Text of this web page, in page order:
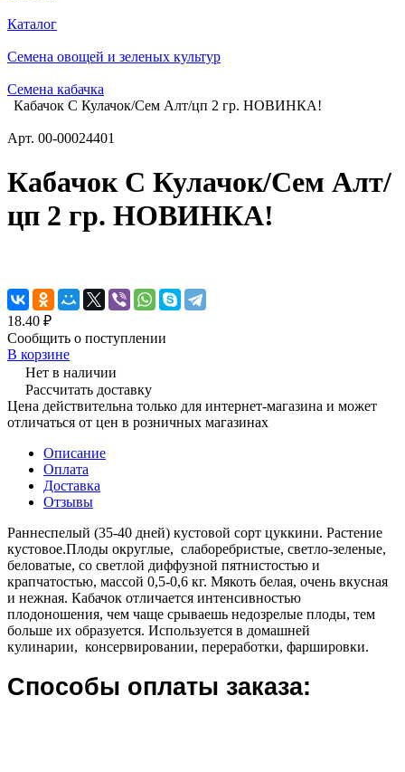
Каталог
Семена овощей и зеленых культур
Семена кабачка
Кабачок С Кулачок/Сем Алт/цп 2 гр. НОВИНКА!
Арт. 00-00024401
Кабачок С Кулачок/Сем Алт/
цп 2 гр. НОВИНКА!
18.40 ₽
Сообщить о поступлении
В корзине
Нет в наличии
Рассчитать доставку
Цена действительна только для интернет-магазина и может
отличаться от цен в розничных магазинах
Описание
Оплата
Доставка
Отзывы
Раннеспелый (35-40 дней) кустовой сорт цуккини. Растение
кустовое.Плоды округлые, слаборебристые, светло-зеленые,
беловатые, со светлой диффузной пятнистостью и
крапчатостью, массой 0,5-0,6 кг. Мякоть белая, очень вкусная
и нежная. Кабачок отличается интенсивностью
плодоношения, чем чаще срываешь недозрелые плоды, тем
больше их образуется. Используется в домашней
кулинарии, консервировании, переработки, фаршировки.
Способы оплаты заказа: